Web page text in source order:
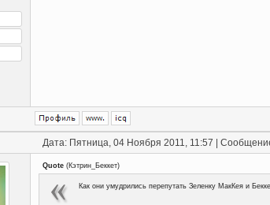
Дата: Пятница, 04 Ноября 2011, 11:57 |
Quote (Кэтрин_Беккет)
Как они умудрились перепутать Зеленку МакКея и